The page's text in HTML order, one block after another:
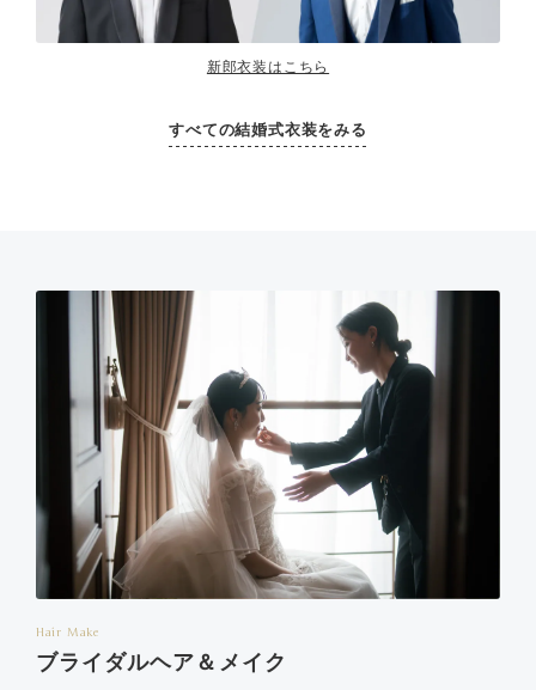
新郎衣装はこちら
すべての結婚式衣装をみる
Hair Make
ブライダルヘア＆メイク